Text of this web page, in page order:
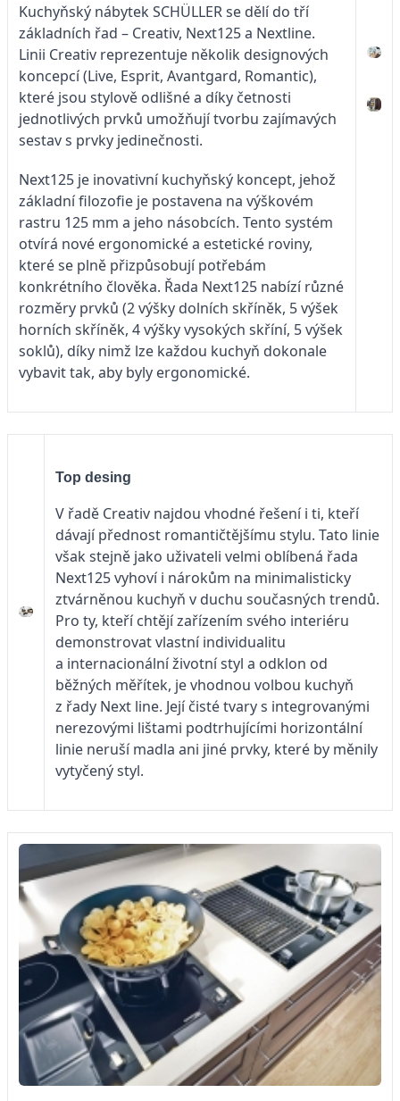
Kuchyňský nábytek SCHÜLLER se dělí do tří
základních řad – Creativ, Next125 a Nextline.
Linii Creativ reprezentuje několik designových
koncepcí (Live, Esprit, Avantgard, Romantic),
které jsou stylově odlišné a díky četnosti
jednotlivých prvků umožňují tvorbu zajímavých
sestav s prvky jedinečnosti.
Next125 je inovativní kuchyňský koncept, jehož
základní filozofie je postavena na výškovém
rastru 125 mm a jeho násobcích. Tento systém
otvírá nové ergonomické a estetické roviny,
které se plně přizpůsobují potřebám
konkrétního člověka. Řada Next125 nabízí různé
rozměry prvků (2 výšky dolních skříněk, 5 výšek
horních skříněk, 4 výšky vysokých skříní, 5 výšek
soklů), díky nimž lze každou kuchyň dokonale
vybavit tak, aby byly ergonomické.
Top desing
V řadě Creativ najdou vhodné řešení i ti, kteří
dávají přednost romantičtějšímu stylu. Tato linie
však stejně jako uživateli velmi oblíbená řada
Next125 vyhoví i nárokům na minimalisticky
ztvárněnou kuchyň v duchu současných trendů.
Pro ty, kteří chtějí zařízením svého interiéru
demonstrovat vlastní individualitu
a internacionální životní styl a odklon od
běžných měřítek, je vhodnou volbou kuchyň
z řady Next line. Její čisté tvary s integrovanými
nerezovými lištami podtrhujícími horizontální
linie neruší madla ani jiné prvky, které by měnily
vytyčený styl.